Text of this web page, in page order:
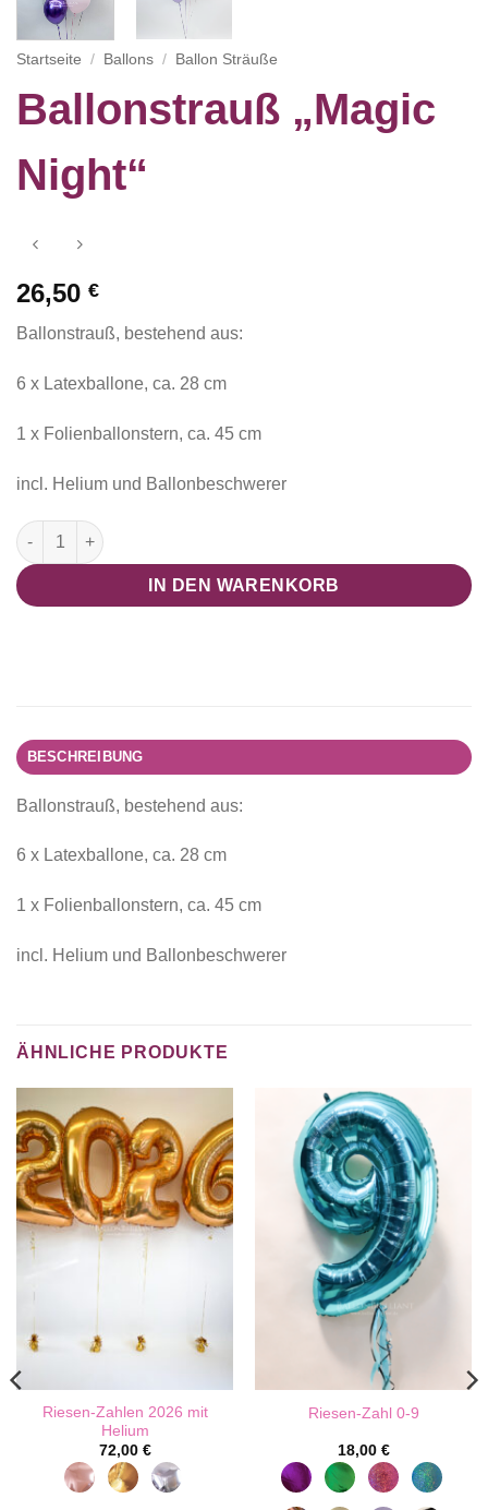
Startseite / Ballons / Ballon Sträuße
Ballonstrauß „Magic
Night“
26,50 €
Ballonstrauß, bestehend aus:
6 x Latexballone, ca. 28 cm
1 x Folienballonstern, ca. 45 cm
incl. Helium und Ballonbeschwerer
Ballonstrauß "Magic Night" Menge
IN DEN WARENKORB
BESCHREIBUNG
Ballonstrauß, bestehend aus:
6 x Latexballone, ca. 28 cm
1 x Folienballonstern, ca. 45 cm
incl. Helium und Ballonbeschwerer
ÄHNLICHE PRODUKTE
Riesen-Zahlen 2026 mit
Helium
72,00 €
Riesen-Zahl 0-9
18,00 €